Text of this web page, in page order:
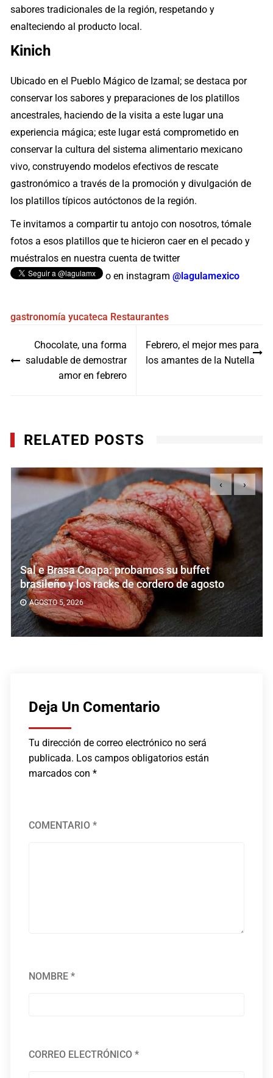
sabores tradicionales de la región, respetando y
enalteciendo al producto local.
Kinich
Ubicado en el Pueblo Mágico de Izamal; se destaca por
conservar los sabores y preparaciones de los platillos
ancestrales, haciendo de la visita a este lugar una
experiencia mágica; este lugar está comprometido en
conservar la cultura del sistema alimentario mexicano
vivo, construyendo modelos efectivos de rescate
gastronómico a través de la promoción y divulgación de
los platillos típicos autóctonos de la región.
Te invitamos a compartir tu antojo con nosotros, tómale
fotos a esos platillos que te hicieron caer en el pecado y
muéstralos en nuestra cuenta de twitter
o en instagram@lagulamexico
gastronomía yucateca Restaurantes
entradas
Chocolate, una forma
saludable de demostrar
amor en febrero
Febrero, el mejor mes para
los amantes de la Nutella
RELATED POSTS
Sal e Brasa Coapa: probamos su buffet
brasileño y los racks de cordero de agosto
AGOSTO 5, 2026
‹ ›
Deja Un Comentario
Tu dirección de correo electrónico no será
publicada. Los campos obligatorios están
marcados con*
COMENTARIO*
NOMBRE*
CORREO ELECTRÓNICO*